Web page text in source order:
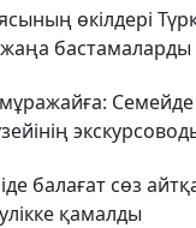
өкілдері
балағат сөз
қамалды